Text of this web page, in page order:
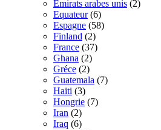
Émirats arabes unis (2)
Equateur (6)
Espagne (58)
Finland (2)
France (37)
Ghana (2)
Gréce (2)
Guatemala (7)
Haiti (3)
Hongrie (7)
Iran (2)
Iraq (6)